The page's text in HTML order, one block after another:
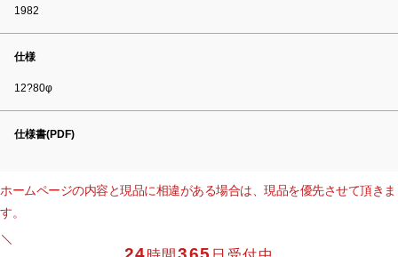
1982
仕様
12?80φ
仕様書(PDF)
ホームページの内容と現品に相違がある場合は、現品を優先させて頂きま
す。